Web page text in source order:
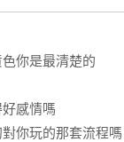
你是最清楚的
感情嗎
你玩的那套流程嗎